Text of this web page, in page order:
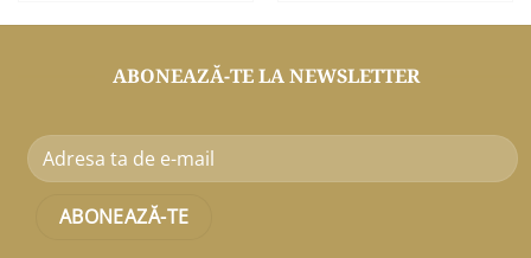
ABONEAZĂ-TE LA NEWSLETTER